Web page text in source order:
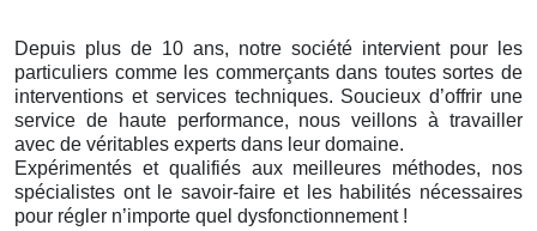
Depuis plus de 10 ans, notre société intervient pour les
particuliers comme les commerçants dans toutes sortes de
interventions et services techniques. Soucieux d’offrir une
service de haute performance, nous veillons à travailler
avec de véritables experts dans leur domaine.
Expérimentés et qualifiés aux meilleures méthodes, nos
spécialistes ont le savoir-faire et les habilités nécessaires
pour régler n’importe quel dysfonctionnement !